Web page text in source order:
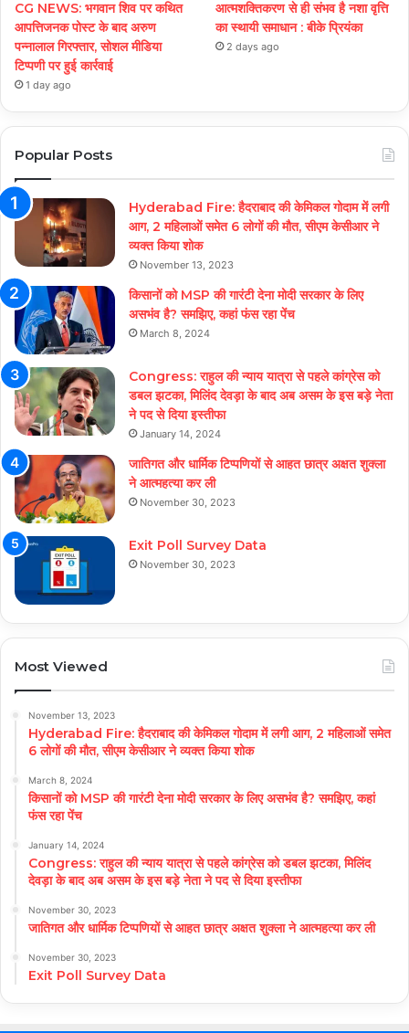
CG NEWS: भगवान शिव पर कथित
आपत्तिजनक पोस्ट के बाद अरुण
पन्नालाल गिरफ्तार, सोशल मीडिया
टिप्पणी पर हुई कार्रवाई
1 day ago
आत्मशक्तिकरण से ही संभव है नशा वृत्ति
का स्थायी समाधान : बीके प्रियंका
2 days ago
Popular Posts
Hyderabad Fire: हैदराबाद की केमिकल गोदाम में लगी
आग, 2 महिलाओं समेत 6 लोगों की मौत, सीएम केसीआर ने
व्यक्त किया शोक
November 13, 2023
किसानों को MSP की गारंटी देना मोदी सरकार के लिए
असभंव है? समझिए, कहां फंस रहा पेंच
March 8, 2024
Congress: राहुल की न्याय यात्रा से पहले कांग्रेस को
डबल झटका, मिलिंद देवड़ा के बाद अब असम के इस बड़े नेता
ने पद से दिया इस्तीफा
January 14, 2024
जातिगत और धार्मिक टिप्पणियों से आहत छात्र अक्षत शुक्ला
ने आत्महत्या कर ली
November 30, 2023
Exit Poll Survey Data
November 30, 2023
Most Viewed
November 13, 2023
Hyderabad Fire: हैदराबाद की केमिकल गोदाम में लगी आग, 2 महिलाओं समेत
6 लोगों की मौत, सीएम केसीआर ने व्यक्त किया शोक
March 8, 2024
किसानों को MSP की गारंटी देना मोदी सरकार के लिए असभंव है? समझिए, कहां
फंस रहा पेंच
January 14, 2024
Congress: राहुल की न्याय यात्रा से पहले कांग्रेस को डबल झटका, मिलिंद
देवड़ा के बाद अब असम के इस बड़े नेता ने पद से दिया इस्तीफा
November 30, 2023
जातिगत और धार्मिक टिप्पणियों से आहत छात्र अक्षत शुक्ला ने आत्महत्या कर ली
November 30, 2023
Exit Poll Survey Data